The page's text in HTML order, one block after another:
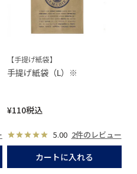
【手提げ紙袋】
手提げ紙袋（L）※
¥110税込
5.00 2件のレビュー
カートに入れる